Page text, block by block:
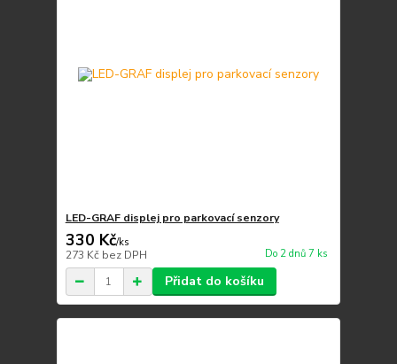
LED-GRAF displej pro parkovací senzory
330 Kč/ks
273 Kč bez DPH Do 2 dnů 7 ks
Přidat do košíku